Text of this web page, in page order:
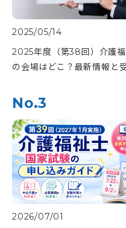
2025/05/14
2025年度（第38回）介護
の会場はどこ？最新情報と
No.3
2026/07/01